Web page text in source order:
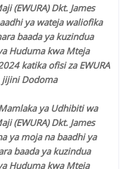
(EWURA) Dkt. James
ya wateja waliofika
baada ya kuzindua
Huduma kwa Mteja
katika ofisi za EWURA
jijini Dodoma
ya Udhibiti wa
(EWURA) Dkt. James
ya moja na baadhi ya
baada ya kuzindua
Huduma kwa Mteja